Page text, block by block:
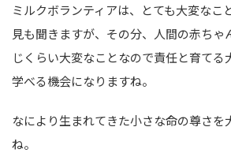
ミルクボランティアは、とても大変なこ
見も聞きますが、その分、人間の赤ちゃ
じくらい大変なことなので責任と育てる
学べる機会になりますね。
なにより生まれてきた小さな命の尊さを
ね。